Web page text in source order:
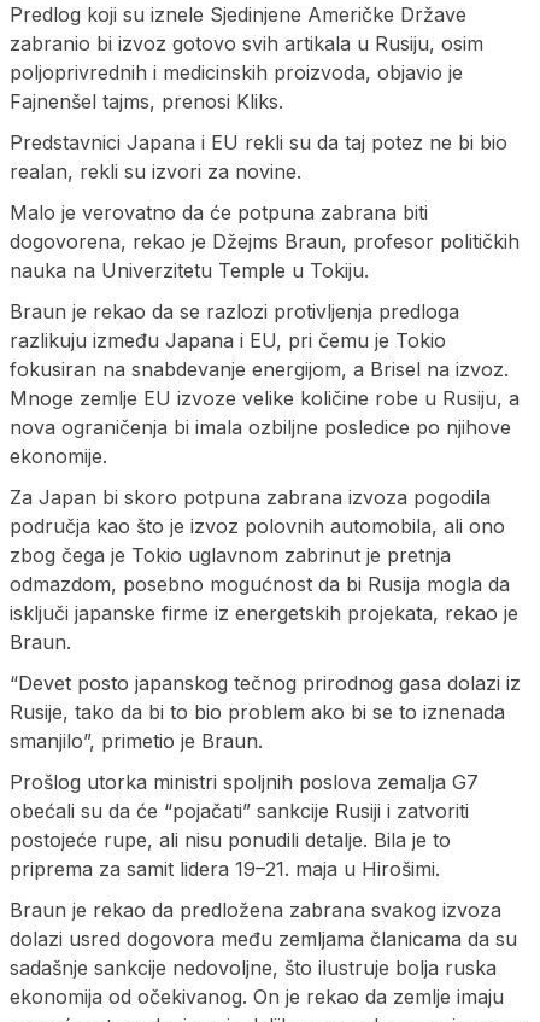
Predlog koji su iznele Sjedinjene Američke Države
zabranio bi izvoz gotovo svih artikala u Rusiju, osim
poljoprivrednih i medicinskih proizvoda, objavio je
Fajnenšel tajms, prenosi Kliks.
Predstavnici Japana i EU rekli su da taj potez ne bi bio
realan, rekli su izvori za novine.
Malo je verovatno da će potpuna zabrana biti
dogovorena, rekao je Džejms Braun, profesor političkih
nauka na Univerzitetu Temple u Tokiju.
Braun je rekao da se razlozi protivljenja predloga
razlikuju između Japana i EU, pri čemu je Tokio
fokusiran na snabdevanje energijom, a Brisel na izvoz.
Mnoge zemlje EU izvoze velike količine robe u Rusiju, a
nova ograničenja bi imala ozbiljne posledice po njihove
ekonomije.
Za Japan bi skoro potpuna zabrana izvoza pogodila
područja kao što je izvoz polovnih automobila, ali ono
zbog čega je Tokio uglavnom zabrinut je pretnja
odmazdom, posebno mogućnost da bi Rusija mogla da
isključi japanske firme iz energetskih projekata, rekao je
Braun.
“Devet posto japanskog tečnog prirodnog gasa dolazi iz
Rusije, tako da bi to bio problem ako bi se to iznenada
smanjilo”, primetio je Braun.
Prošlog utorka ministri spoljnih poslova zemalja G7
obećali su da će “pojačati” sankcije Rusiji i zatvoriti
postojeće rupe, ali nisu ponudili detalje. Bila je to
priprema za samit lidera 19–21. maja u Hirošimi.
Braun je rekao da predložena zabrana svakog izvoza
dolazi usred dogovora među zemljama članicama da su
sadašnje sankcije nedovoljne, što ilustruje bolja ruska
ekonomija od očekivanog. On je rekao da zemlje imaju